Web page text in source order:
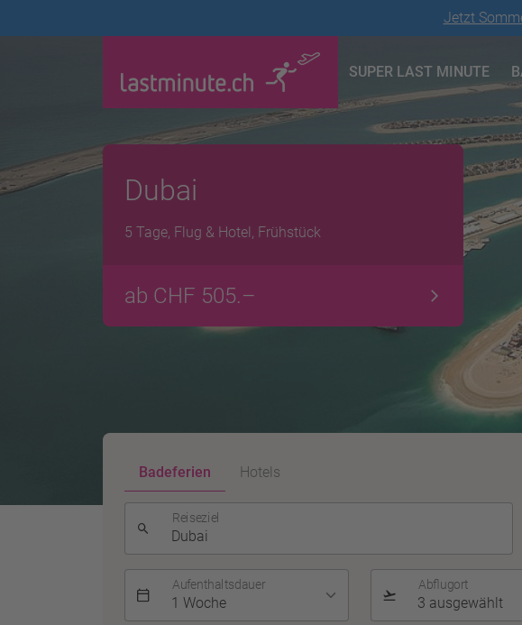
Dubai
5 Tage, Flug & Hotel, Frühstück
ab CHF 505.–
Jetzt
SUPER LAST MINUTE
Badeferien Hotels
Reiseziel
Aufenthaltsdauer Abflugort